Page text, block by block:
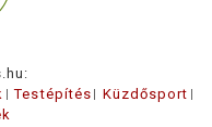
Testépítés
Küzdősport